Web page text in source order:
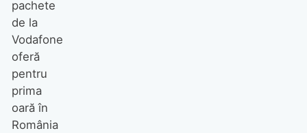
pachete
de la
Vodafone
oferă
pentru
prima
oară în
România